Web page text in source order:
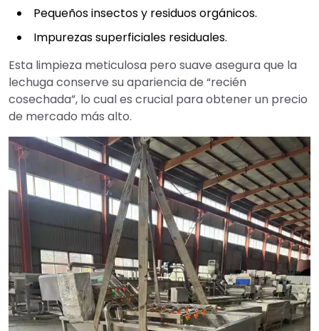
Pequeños insectos y residuos orgánicos.
Impurezas superficiales residuales.
Esta limpieza meticulosa pero suave asegura que la
lechuga conserve su apariencia de “recién
cosechada”, lo cual es crucial para obtener un precio
de mercado más alto.